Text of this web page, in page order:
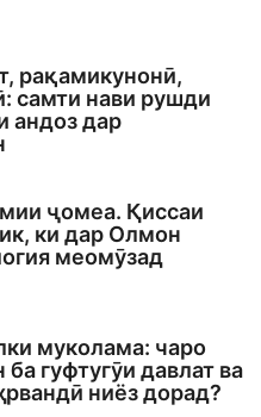
рақамикунонӣ,
самти нави рушди
андоз дар
ҷомеа. Қиссаи
ки дар Олмон
меомӯзад
муколама: чаро
гуфтугӯи давлат ва
ниёз дорад?